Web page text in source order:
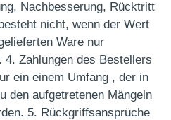
Nachbesserung, Rücktritt
nicht, wenn der Wert
Ware nur
Zahlungen des Bestellers
ein einem Umfang , der in
den aufgetretenen Mängeln
5. Rückgriffsansprüche